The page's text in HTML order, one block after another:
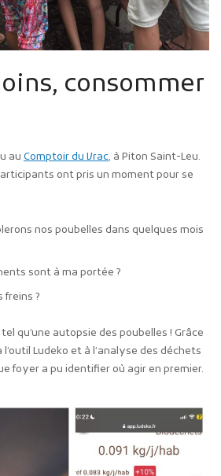
consommer
au Comptoir du Vrac, à Piton Saint-Leu.
ont pris un moment pour se
nos poubelles dans quelques mois
sont à ma portée ?
freins ?
qu’une autopsie des poubelles ! Grâce
Ludeko et à l’analyse des déchets
foyer a pu identifier où agir en premier.